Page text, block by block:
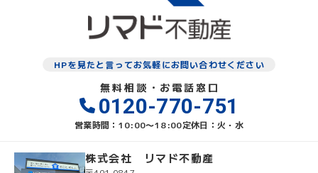
HPを見たと言ってお気軽にお問い合わせください
無料相談・お電話窓口
0120-770-751
営業時間：10:00〜18:00定休日：火・水
株式会社 リマド不動産